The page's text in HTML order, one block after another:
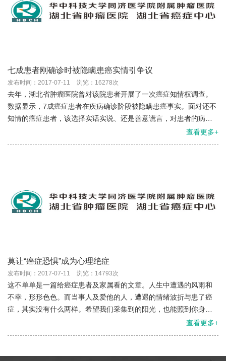
七成患者刚确诊时被隐瞒患癌实情引争议
发布时间：2017-07-11 浏览：16278次
去年，湖北省肿瘤医院曾对该院患者开展了一次癌症知情权调查。
数据显示，7成癌症患者在疾病确诊阶段被隐瞒患癌事实。面对还不
知情的癌症患者，该选择实话实说、还是善意谎言，对患者的病情
会有什么影响？昨日，特邀我院欣然心理工作室主任周晓艺为您支
查看更多+
莫让“癌症恐惧”成为心理绝症
发布时间：2017-07-11 浏览：14793次
这不单单是一篇给癌症患者及家属看的文章。人生中遭遇的风雨和
不幸，形形色色。而当事人及爱他的人，遭遇的情绪波折与患了癌
症，其实没有什么两样。希望我们采集到的阳光，也能照到你身
上；我们收集到的雨露，也能滋润你心田。 我想见到奥运会我想看
查看更多+